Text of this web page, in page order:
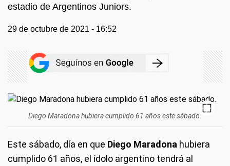
estadio de Argentinos Juniors.
29 de octubre de 2021 - 16:52
Diego Maradona hubiera cumplido 61 años este sábado.
Este sábado, día en que Diego Maradona hubiera
cumplido 61 años, el ídolo argentino tendrá al